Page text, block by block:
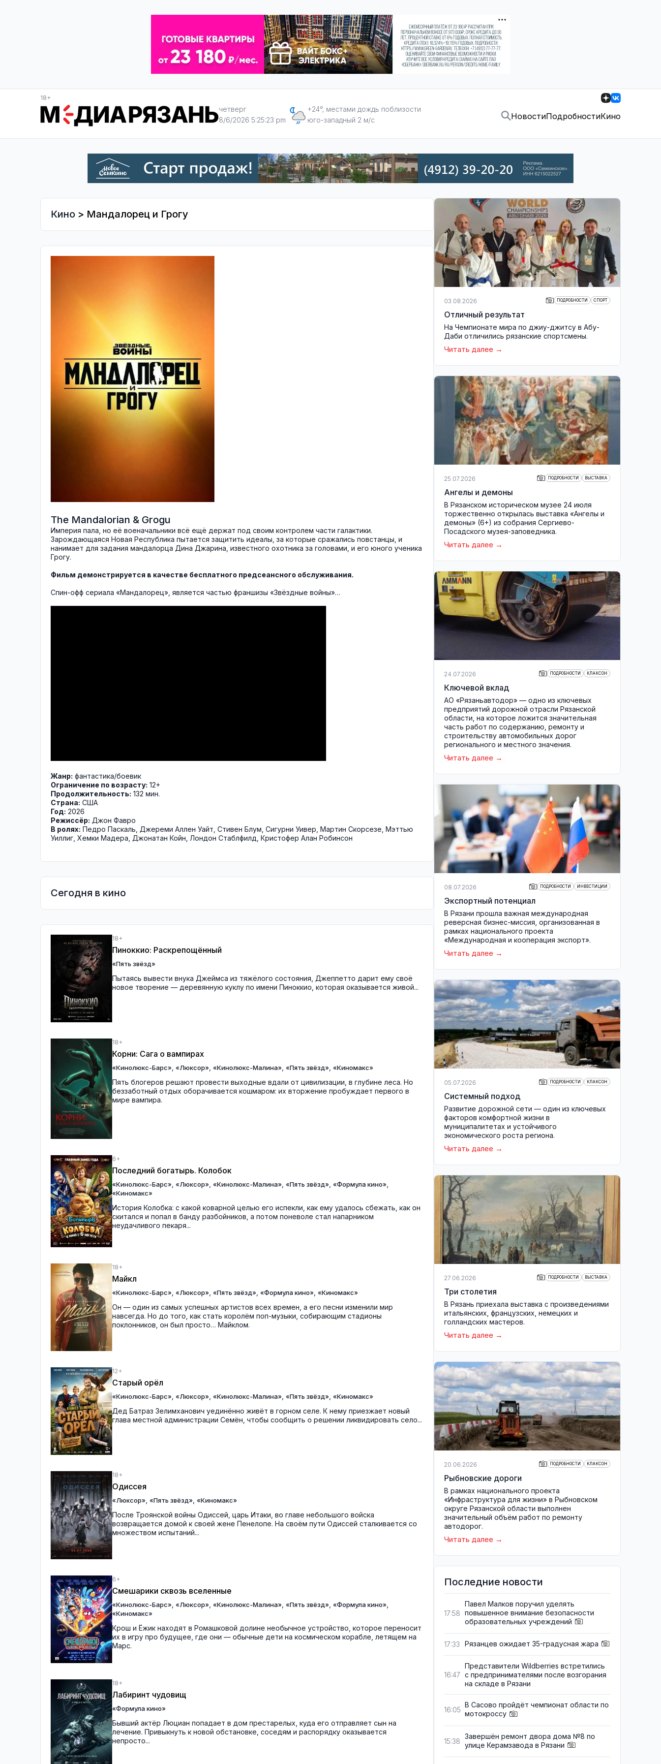
18+
четверг
8/6/2026 5:25:24 pm
+24°, местами дождь поблизости
юго-западный 2 м/с
НовостиПодробностиКино
Кино > Мандалорец и Грогу
The Mandalorian & Grogu
Империя пала, но её военачальники всё ещё держат под своим контролем части галактики.
Зарождающаяся Новая Республика пытается защитить идеалы, за которые сражались повстанцы, и
нанимает для задания мандалорца Дина Джарина, известного охотника за головами, и его юного ученика
Грогу.
Фильм демонстрируется в качестве бесплатного предсеансного обслуживания.
Спин-офф сериала «Мандалорец», является частью франшизы «Звёздные войны»…
Жанр: фантастика/боевик
Ограничение по возрасту: 12+
Продолжительность: 132 мин.
Страна: США
Год: 2026
Режиссёр: Джон Фавро
В ролях: Педро Паскаль Джереми Аллен Уайт Стивен Блум Сигурни Уивер Мартин Скорсезе Мэттью
Уиллиг Хемки Мадера Джонатан Койн Лондон Стаблфилд Кристофер Алан Робинсон
Сегодня в кино
18+
Пиноккио: Раскрепощённый
«Пять звёзд»
Пытаясь вывести внука Джеймса из тяжёлого состояния, Джеппетто дарит ему своё
новое творение — деревянную куклу по имени Пиноккио, которая оказывается живой...
18+
Корни: Сага о вампирах
«Кинолюкс-Барс» «Люксор» «Кинолюкс-Малина» «Пять звёзд» «Киномакс»
Пять блогеров решают провести выходные вдали от цивилизации, в глубине леса. Но
беззаботный отдых оборачивается кошмаром: их вторжение пробуждает первого в
мире вампира.
6+
Последний богатырь. Колобок
«Кинолюкс-Барс» «Люксор» «Кинолюкс-Малина» «Пять звёзд» «Формула кино»
«Киномакс»
История Колобка: с какой коварной целью его испекли, как ему удалось сбежать, как он
скитался и попал в банду разбойников, а потом поневоле стал напарником
неудачливого пекаря...
18+
Майкл
«Кинолюкс-Барс» «Люксор» «Пять звёзд» «Формула кино» «Киномакс»
Он — один из самых успешных артистов всех времен, а его песни изменили мир
навсегда. Но до того, как стать королём поп-музыки, собирающим стадионы
поклонников, он был просто… Майклом.
12+
Старый орёл
«Кинолюкс-Барс» «Люксор» «Кинолюкс-Малина» «Пять звёзд» «Киномакс»
Дед Батраз Зелимханович уединённо живёт в горном селе. К нему приезжает новый
глава местной администрации Семён, чтобы сообщить о решении ликвидировать село...
18+
Одиссея
«Люксор» «Пять звёзд» «Киномакс»
После Троянской войны Одиссей, царь Итаки, во главе небольшого войска
возвращается домой к своей жене Пенелопе. На своём пути Одиссей сталкивается со
множеством испытаний...
6+
Смешарики сквозь вселенные
«Кинолюкс-Барс» «Люксор» «Кинолюкс-Малина» «Пять звёзд» «Формула кино»
«Киномакс»
Крош и Ёжик находят в Ромашковой долине необычное устройство, которое переносит
их в игру про будущее, где они — обычные дети на космическом корабле, летящем на
Марс.
18+
Лабиринт чудовищ
«Формула кино»
Бывший актёр Люциан попадает в дом престарелых, куда его отправляет сын на
лечение. Привыкнуть к новой обстановке, соседям и распорядку оказывается
непросто...
03.08.2026 ПОДРОБНОСТИ СПОРТ
Отличный результат
На Чемпионате мира по джиу-джитсу в Абу-
Даби отличились рязанские спортсмены.
Читать далее
25.07.2026 ПОДРОБНОСТИ ВЫСТАВКА
Ангелы и демоны
В Рязанском историческом музее 24 июля
торжественно открылась выставка «Ангелы и
демоны» (6+) из собрания Сергиево-
Посадского музея-заповедника.
Читать далее
24.07.2026 ПОДРОБНОСТИ КЛАКСОН
Ключевой вклад
АО «Рязаньавтодор» — одно из ключевых
предприятий дорожной отрасли Рязанской
области, на которое ложится значительная
часть работ по содержанию, ремонту и
строительству автомобильных дорог
регионального и местного значения.
Читать далее
08.07.2026 ПОДРОБНОСТИ ИНВЕСТИЦИИ
Экспортный потенциал
В Рязани прошла важная международная
реверсная бизнес-миссия, организованная в
рамках национального проекта
«Международная и кооперация экспорт».
Читать далее
05.07.2026 ПОДРОБНОСТИ КЛАКСОН
Системный подход
Развитие дорожной сети — один из ключевых
факторов комфортной жизни в
муниципалитетах и устойчивого
экономического роста региона.
Читать далее
27.06.2026 ПОДРОБНОСТИ ВЫСТАВКА
Три столетия
В Рязань приехала выставка с произведениями
итальянских, французских, немецких и
голландских мастеров.
Читать далее
20.06.2026 ПОДРОБНОСТИ КЛАКСОН
Рыбновские дороги
В рамках национального проекта
«Инфраструктура для жизни» в Рыбновском
округе Рязанской области выполнен
значительный объём работ по ремонту
автодорог.
Читать далее
Последние новости
17:58
Павел Малков поручил уделять
повышенное внимание безопасности
образовательных учреждений
17:33 Рязанцев ожидает 35-градусная жара
16:47
Представители Wildberries встретились
с предпринимателями после возгорания
на складе в Рязани
16:05
В Сасово пройдёт чемпионат области по
мотокроссу
15:38
Завершён ремонт двора дома №8 по
улице Керамзавода в Рязани